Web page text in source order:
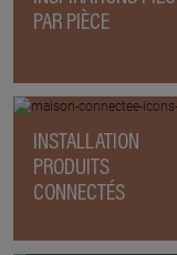
PAR PIÈCE
INSTALLATION
PRODUITS
CONNECTÉS